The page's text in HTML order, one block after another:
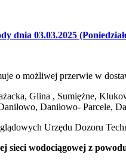
dnia 03.03.2025
o możliwej przerwie w
Glina , Sumiężne,
Daniłowo- Parcele,
Urzędu Dozoru
sieci wodociągowej z